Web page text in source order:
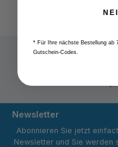
Newsletter
Abonnieren Sie jetzt
Newsletter und Sie werden
* Für Ihre nächste Bestellung ab
Gutschein-Codes.